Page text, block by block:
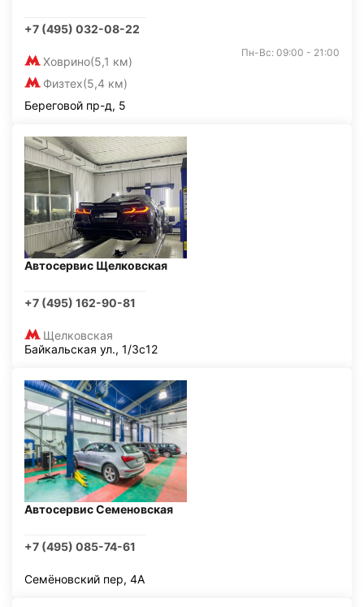
+7 (495) 032-08-22
Ховрино(5,1 км)
Физтех(5,4 км)
Пн-Вс: 09:00 - 21:00
Береговой пр-д, 5
Автосервис Щелковская
+7 (495) 162-90-81
Щелковская
Байкальская ул., 1/3с12
Автосервис Семеновская
+7 (495) 085-74-61
Семёновский пер, 4А